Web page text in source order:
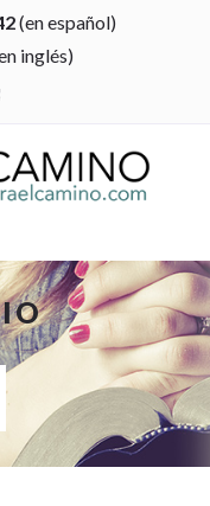
(en español)
inglés)